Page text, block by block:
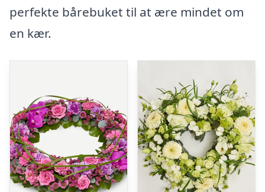
perfekte bårebuket til at ære mindet om
en kær.